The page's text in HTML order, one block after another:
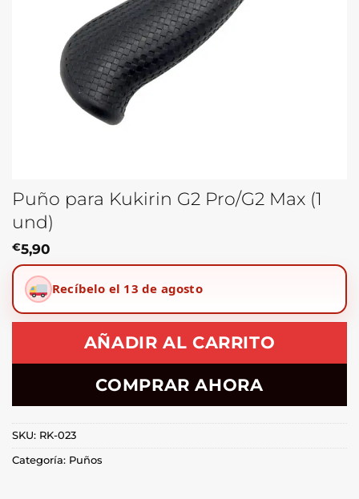
Puño para Kukirin G2 Pro/G2 Max (1
und)
€5,90
Recíbelo el 13 de agosto
AÑADIR AL CARRITO
COMPRAR AHORA
SKU: RK-023
Categoría: Puños